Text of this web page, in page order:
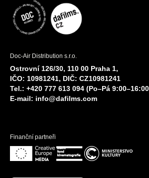
Doc-Air Distribution s.r.o.
Ostrovní 126/30, 110 00 Praha 1,
IČO: 10981241, DIČ: CZ10981241
Tel.: +420 777 613 094 (Po–Pá
E-mail: info@dafilms.com
Finanční partneři